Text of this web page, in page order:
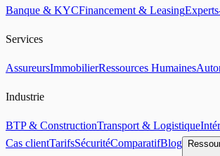
Banque & KYCFinancement & Leasing
Services
AssureursImmobilierRessources Humaines
Industrie
BTP & ConstructionTransport & Logistique
Cas clientTarifsSécuritéComparatifBlog